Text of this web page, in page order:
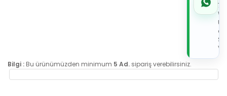
de
Bilgi : Bu ürünümüzden minimum 5 Ad. sipariş verebilirsiniz.